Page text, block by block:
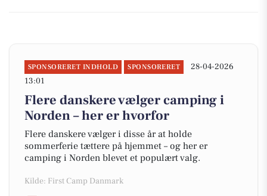
SPONSORERET INDHOLD SPONSORERET
28-04-2026
13:01
Flere danskere vælger camping i
Norden – her er hvorfor
Flere danskere vælger i disse år at holde
sommerferie tættere på hjemmet – og her er
camping i Norden blevet et populært valg.
Kilde: First Camp Danmark